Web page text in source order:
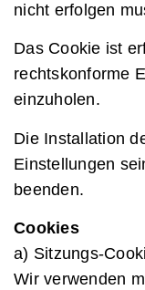
nicht erfolgen
Das Cookie ist
rechtskonforme
einzuholen.
Die Installation
Einstellungen
beenden.
Cookies
a) Sitzungs-
Wir verwenden